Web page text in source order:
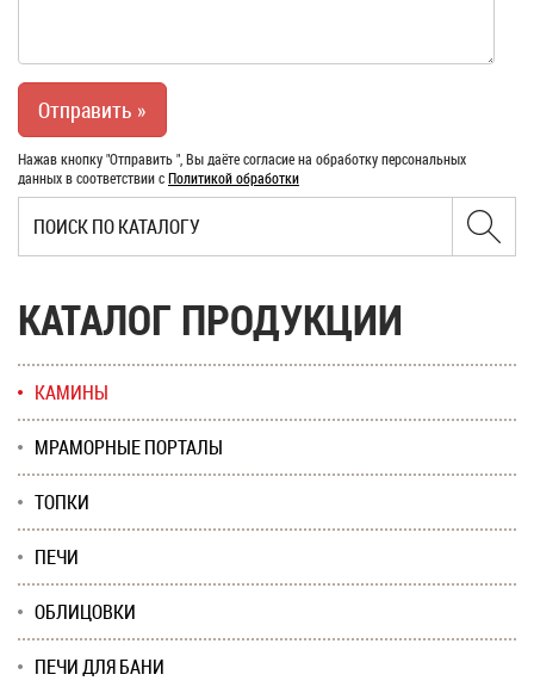
Нажав кнопку "Отправить ", Вы даёте согласие на обработку персональных
данных в соответствии сПолитикой обработки
КАТАЛОГ ПРОДУКЦИИ
КАМИНЫ
МРАМОРНЫЕ ПОРТАЛЫ
ТОПКИ
ПЕЧИ
ОБЛИЦОВКИ
ПЕЧИ ДЛЯ БАНИ